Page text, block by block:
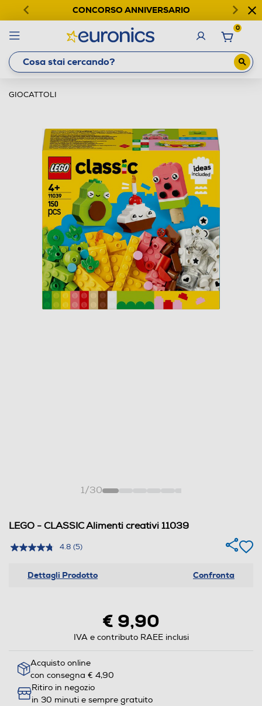
CONCORSO ANNIVERSARIO
0
GIOCATTOLI
1/30
LEGO - CLASSIC Alimenti creativi 11039
4.8 (5)
Dettagli Prodotto Confronta
€ 9,90
IVA e contributo RAEE inclusi
Acquisto online
con consegna € 4,90
Ritiro in negozio
in 30 minuti e sempre gratuito